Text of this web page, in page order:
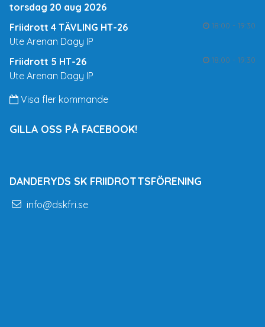
torsdag 20 aug 2026
Friidrott 4 TÄVLING HT-26
18:00 - 19:30
Ute Arenan Dagy IP
Friidrott 5 HT-26
18:00 - 19:30
Ute Arenan Dagy IP
Visa fler kommande
GILLA OSS PÅ FACEBOOK!
DANDERYDS SK FRIIDROTTSFÖRENING
info@dskfri.se